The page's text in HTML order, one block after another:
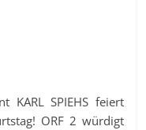
KARL SPIEHS feiert
ORF 2 würdigt